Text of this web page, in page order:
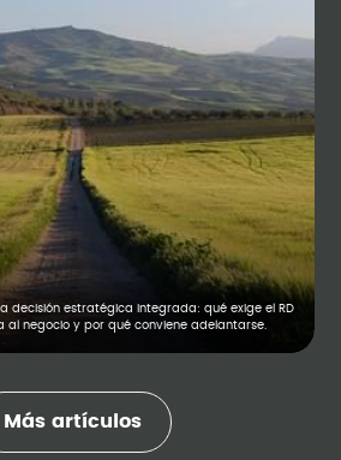
decisión estratégica integrada: qué exige el RD
al negocio y por qué conviene adelantarse.
Más artículos